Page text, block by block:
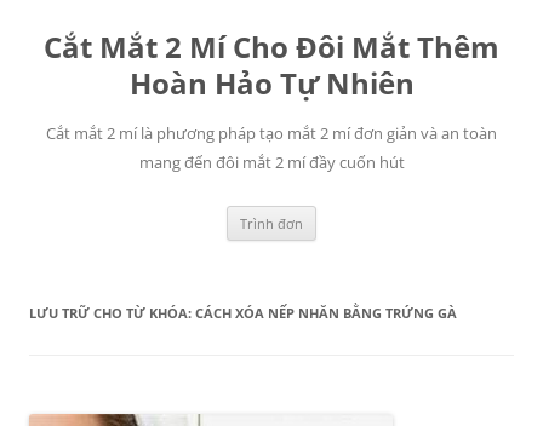
nội
dung
Cắt Mắt 2 Mí Cho Đôi Mắt Thêm
Hoàn Hảo Tự Nhiên
Cắt mắt 2 mí là phương pháp tạo mắt 2 mí đơn giản và an toàn
mang đến đôi mắt 2 mí đầy cuốn hút
Trình đơn
LƯU TRỮ CHO TỪ KHÓA: CÁCH XÓA NẾP NHĂN BẰNG TRỨNG GÀ